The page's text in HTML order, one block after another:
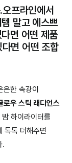
프라인에서
말고 에스쁘
면 어떤 제품
면 어떤 조합
한 속광이
로우 스틱 래디언스
하이라이터를
톡톡 더해주면
.